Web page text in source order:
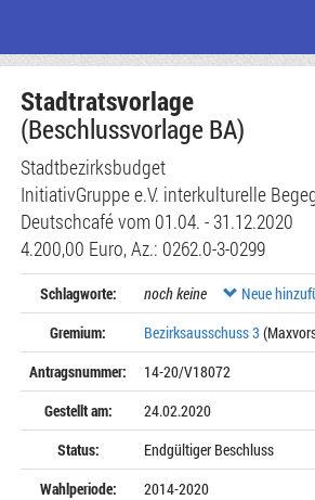
Seiteninhalt
Stadtratsvorlage
(Beschlussvorlage BA)
Stadtbezirksbudget
InitiativGruppe e.V. interkulturelle
Deutschcafé vom 01.04. - 31.12.2020
4.200,00 Euro, Az.: 0262.0-3-0299
Schlagworte: noch keine
Neue
Gremium:
Bezirksausschuss 3
Antragsnummer:
14-20/V18072
Gestellt am:
24.02.2020
Status:
Endgültiger Beschluss
Wahlperiode:
2014-2020